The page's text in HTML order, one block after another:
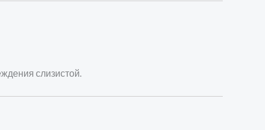
слизистой.